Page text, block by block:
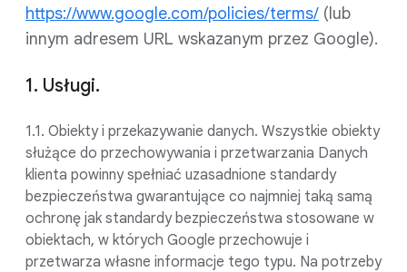
https://www.google.com/policies/terms/ (lub
innym adresem URL wskazanym przez Google).
1. Usługi.
1.1. Obiekty i przekazywanie danych. Wszystkie obiekty
służące do przechowywania i przetwarzania Danych
klienta powinny spełniać uzasadnione standardy
bezpieczeństwa gwarantujące co najmniej taką samą
ochronę jak standardy bezpieczeństwa stosowane w
obiektach, w których Google przechowuje i
przetwarza własne informacje tego typu. Na potrzeby